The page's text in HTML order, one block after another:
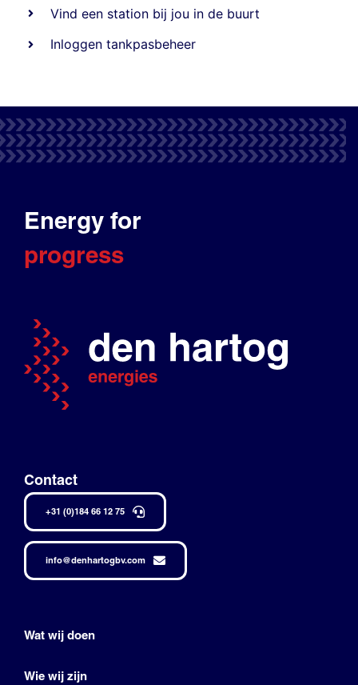
Vind een station bij jou in de buurt
Inloggen tankpasbeheer
Energy for
progress
Contact
+31 (0)184 66 12 75
info@denhartogbv.com
Wat wij doen
Wie wij zijn